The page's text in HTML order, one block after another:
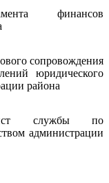
финансов
сопровождения
юридического
района
службы по
администрации